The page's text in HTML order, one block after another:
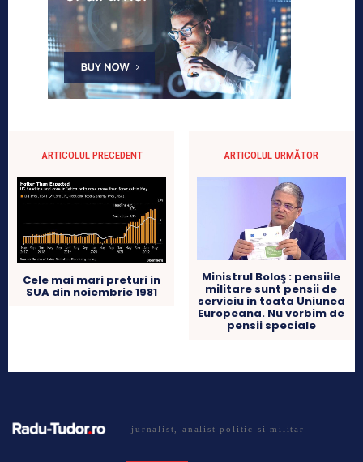
ARTICOLUL PRECEDENT
Cele mai mari preturi in
SUA din noiembrie 1981
ARTICOLUL URMĂTOR
Ministrul Boloş : pensiile
militare sunt pensii de
serviciu in toata Uniunea
Europeana. Nu vorbim de
pensii speciale
jurnalist, analist politic si militar